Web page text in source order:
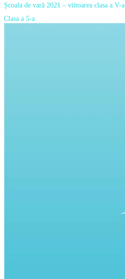
Școala de vară 2021 – viitoarea clasa a V-a
Clasa a 5-a